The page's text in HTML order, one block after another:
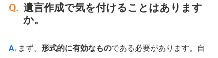
遺言作成で気を付けることはあります
か。
まず、 形式的に有効なものである必要があります。自